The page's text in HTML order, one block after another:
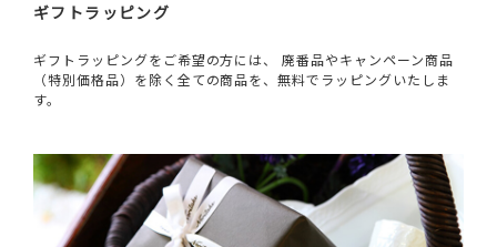
ギフトラッピング
ギフトラッピングをご希望の方には、 廃番品やキャンペーン商品
（特別価格品）を除く全ての商品を、無料でラッピングいたしま
す。